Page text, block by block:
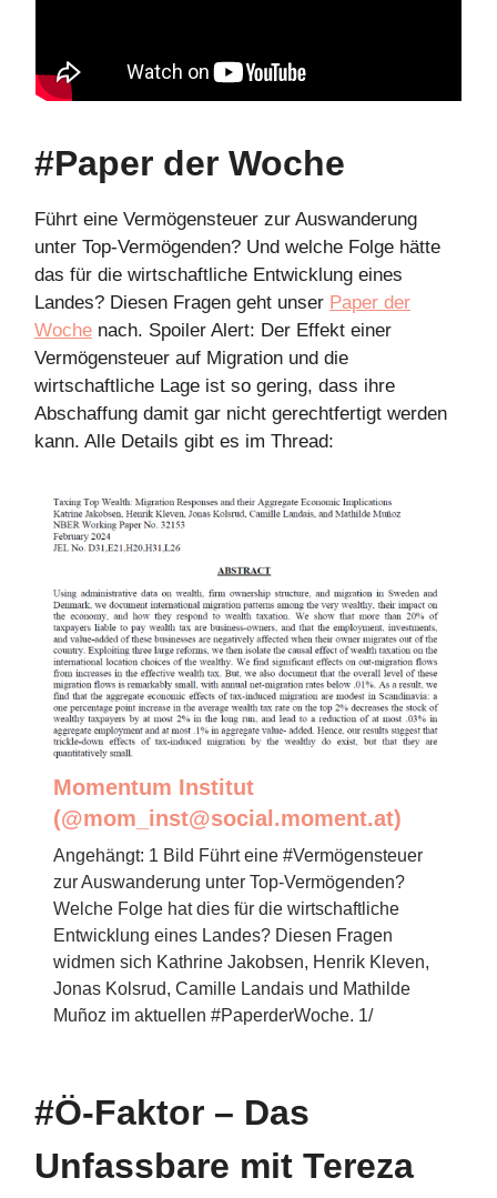
#Paper der Woche
Führt eine Vermögensteuer zur Auswanderung
unter Top-Vermögenden? Und welche Folge hätte
das für die wirtschaftliche Entwicklung eines
Landes? Diesen Fragen geht unser Paper der
Woche nach. Spoiler Alert: Der Effekt einer
Vermögensteuer auf Migration und die
wirtschaftliche Lage ist so gering, dass ihre
Abschaffung damit gar nicht gerechtfertigt werden
kann. Alle Details gibt es im Thread:
Momentum Institut
(@mom_inst@social.moment.at)
Angehängt: 1 Bild Führt eine #Vermögensteuer
zur Auswanderung unter Top-Vermögenden?
Welche Folge hat dies für die wirtschaftliche
Entwicklung eines Landes? Diesen Fragen
widmen sich Kathrine Jakobsen, Henrik Kleven,
Jonas Kolsrud, Camille Landais und Mathilde
Muñoz im aktuellen #PaperderWoche. 1/
#Ö-Faktor – Das
Unfassbare mit Tereza